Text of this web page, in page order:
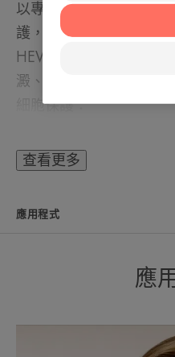
以專利 Triasorb™ 抗藍
護，同時有效抵禦 UVB
HEV 高強藍光對肌膚帶
澱、膠原流失及加速老化
細胞保護：
附加功能 :
感極度清爽及不易搓泥。
好處
查看更多
應用程式
應